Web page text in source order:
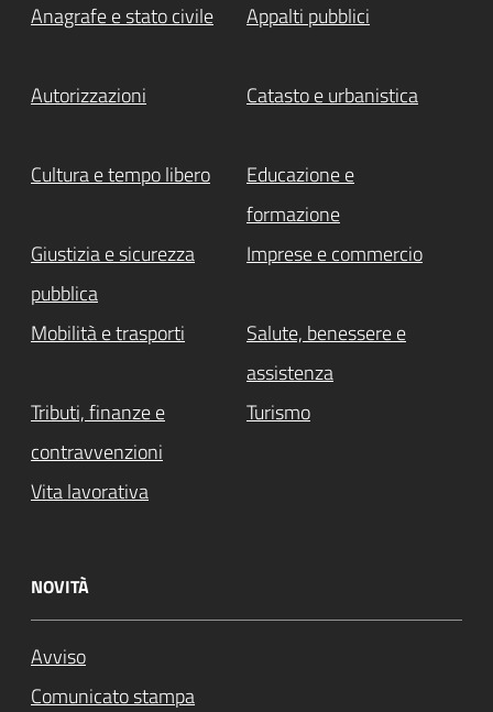
Anagrafe e stato civile Appalti pubblici
Autorizzazioni Catasto e urbanistica
Cultura e tempo libero
Educazione e
formazione
Giustizia e sicurezza
pubblica
Imprese e commercio
Mobilità e trasporti
Salute, benessere e
assistenza
Tributi, finanze e
contravvenzioni
Turismo
Vita lavorativa
NOVITÀ
Avviso
Comunicato stampa